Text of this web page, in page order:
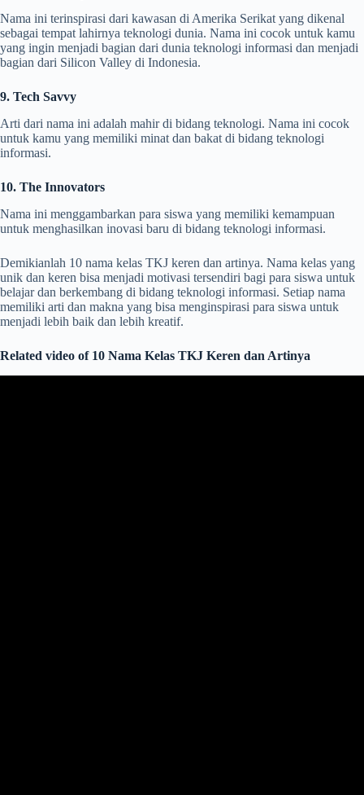
Nama ini terinspirasi dari kawasan di Amerika Serikat yang dikenal
sebagai tempat lahirnya teknologi dunia. Nama ini cocok untuk kamu
yang ingin menjadi bagian dari dunia teknologi informasi dan menjadi
bagian dari Silicon Valley di Indonesia.
9. Tech Savvy
Arti dari nama ini adalah mahir di bidang teknologi. Nama ini cocok
untuk kamu yang memiliki minat dan bakat di bidang teknologi
informasi.
10. The Innovators
Nama ini menggambarkan para siswa yang memiliki kemampuan
untuk menghasilkan inovasi baru di bidang teknologi informasi.
Demikianlah 10 nama kelas TKJ keren dan artinya. Nama kelas yang
unik dan keren bisa menjadi motivasi tersendiri bagi para siswa untuk
belajar dan berkembang di bidang teknologi informasi. Setiap nama
memiliki arti dan makna yang bisa menginspirasi para siswa untuk
menjadi lebih baik dan lebih kreatif.
Related video of 10 Nama Kelas TKJ Keren dan Artinya